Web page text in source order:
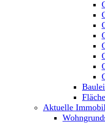
Aktuelle